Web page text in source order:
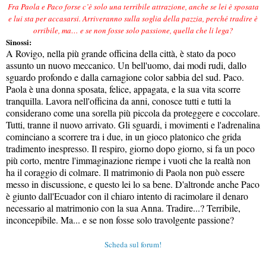
Fra Paola e Paco forse c’è solo una terribile attrazione, anche se lei è sposata
e lui sta per accasarsi. Arriveranno sulla soglia della pazzia, perché tradire è
orribile, ma… e se non fosse solo passione, quella che li lega?
Sinossi:
A Rovigo, nella più grande officina della città, è stato da poco
assunto un nuovo meccanico. Un bell'uomo, dai modi rudi, dallo
sguardo profondo e dalla carnagione color sabbia del sud. Paco.
Paola è una donna sposata, felice, appagata, e la sua vita scorre
tranquilla. Lavora nell'officina da anni, conosce tutti e tutti la
considerano come una sorella più piccola da proteggere e coccolare.
Tutti, tranne il nuovo arrivato. Gli sguardi, i movimenti e l'adrenalina
cominciano a scorrere tra i due, in un gioco platonico che grida
tradimento inespresso. Il respiro, giorno dopo giorno, si fa un poco
più corto, mentre l'immaginazione riempe i vuoti che la realtà non
ha il coraggio di colmare. Il matrimonio di Paola non può essere
messo in discussione, e questo lei lo sa bene. D'altronde anche Paco
è giunto dall'Ecuador con il chiaro intento di racimolare il denaro
necessario al matrimonio con la sua Anna. Tradire...? Terribile,
inconcepibile. Ma... e se non fosse solo travolgente passione?
Scheda sul forum!